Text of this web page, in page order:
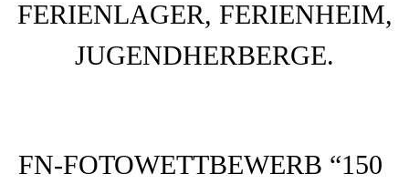
FN-FOTOWETTBEWERB “150